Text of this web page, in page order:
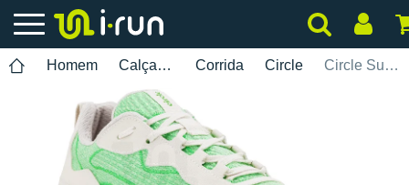
Homem Calçados Corrida Circle Circle SuperNatural Runner Herren